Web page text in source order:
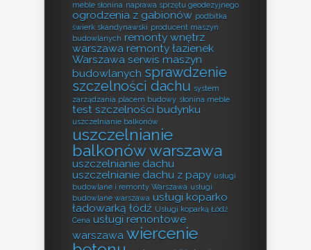
meble słonina naprawa sprzętu geodezyjnego
ogrodzenia z gabionów podbitka
świerk skandynawski producent maszyn
budowlanych remonty wnętrz
warszawa remonty łazienek
Warszawa serwis maszyn
budowlanych sprawdzenie
szczelności dachu system
zarządzania placem budowy słonina meble
test szczelności budynku
uszczelnianie balkonów
uszczelnianie
balkonów warszawa
uszczelnianie dachu
uszczelnianie dachu z papy usługi
budowlane i remonty Warszawa usługi
budowlane warszawa usługi koparko
ładowarką łódź Usługi koparką Łódź
Cena usługi remontowe
warszawa wiercenie